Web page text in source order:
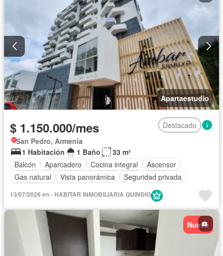
Apartaestudio
$ 1.150.000/mes
Destacado
San Pedro, Armenia
1 Habitación
1 Baño
33 m²
Balcón
Aparcadero Cocina integral
Ascensor
Gas natural
Vista panorámica
Seguridad privada
13/07/2026 en - HABITAR INMOBILIARIA QUINDIO
Nuevo